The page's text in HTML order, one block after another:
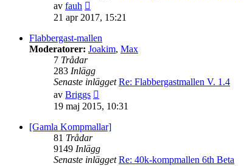
av fauh
till
det
senaste
inlägget
21 apr 2017, 15:21
Flabbergast-mallen
Moderatorer: Joakim, Max
7 Trådar
283 Inlägg
Senaste inlägget Re: Flabbergastmallen V. 1.4
av Briggs
till
det
senaste
19 maj 2015, 10:31
[Gamla Kompmallar]
81 Trådar
9149 Inlägg
Senaste inlägget Re: 40k-kompmallen 6th Beta